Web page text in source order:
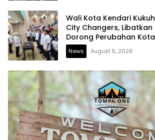
Wali Kota Kendari
City Changers,
Dorong Perubahan Kota
News August 5, 2026